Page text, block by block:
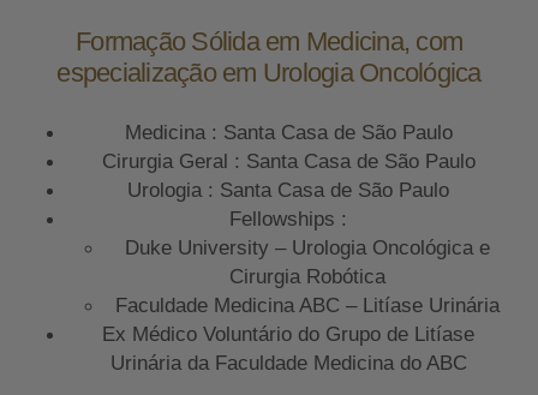
Formação Sólida em Medicina, com
especialização em Urologia Oncológica
Medicina : Santa Casa de São Paulo
Cirurgia Geral : Santa Casa de São Paulo
Urologia : Santa Casa de São Paulo
Fellowships :
Duke University – Urologia Oncológica e
Cirurgia Robótica
Faculdade Medicina ABC – Litíase Urinária
Ex Médico Voluntário do Grupo de Litíase
Urinária da Faculdade Medicina do ABC